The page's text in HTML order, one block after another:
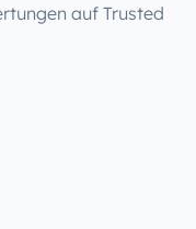
auf Trusted